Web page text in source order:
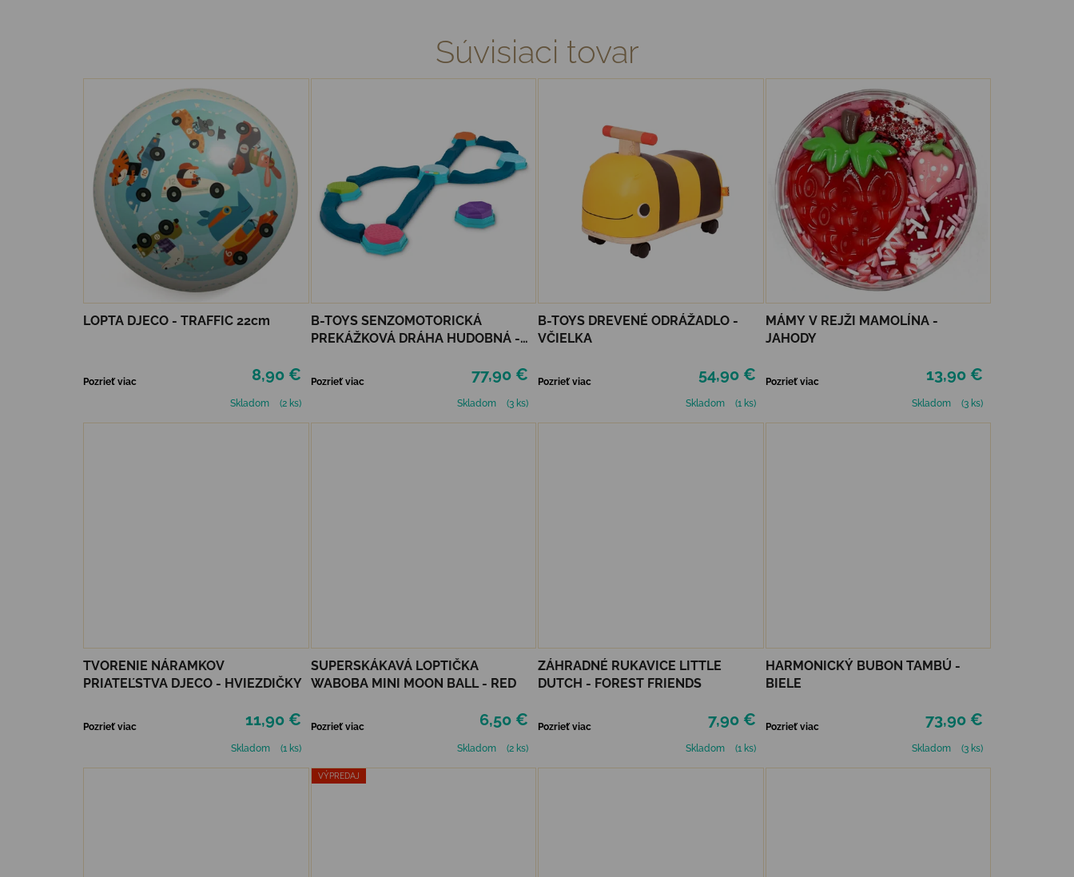
Súvisiaci tovar
LOPTA DJECO - TRAFFIC 22cm
8,90 €
Pozrieť viac
Skladom
(2 ks)
B-TOYS SENZOMOTORICKÁ
PREKÁŽKOVÁ DRÁHA HUDOBNÁ -
77,90 €
Pozrieť viac
Skladom
(3 ks)
B-TOYS DREVENÉ ODRÁŽADLO -
VČIELKA
54,90 €
Pozrieť viac
Skladom
(1 ks)
MÁMY V REJŽI MAMOLÍNA -
JAHODY
13,90 €
Pozrieť viac
Skladom
(3 ks)
TVORENIE NÁRAMKOV
PRIATEĽSTVA DJECO - HVIEZDIČKY
11,90 €
Pozrieť viac
Skladom
(1 ks)
SUPERSKÁKAVÁ LOPTIČKA
WABOBA MINI MOON BALL - RED
6,50 €
Pozrieť viac
Skladom
(2 ks)
ZÁHRADNÉ RUKAVICE LITTLE
DUTCH - FOREST FRIENDS
7,90 €
Pozrieť viac
Skladom
(1 ks)
HARMONICKÝ BUBON TAMBÚ -
BIELE
73,90 €
Pozrieť viac
Skladom
(3 ks)
VÝPREDAJ